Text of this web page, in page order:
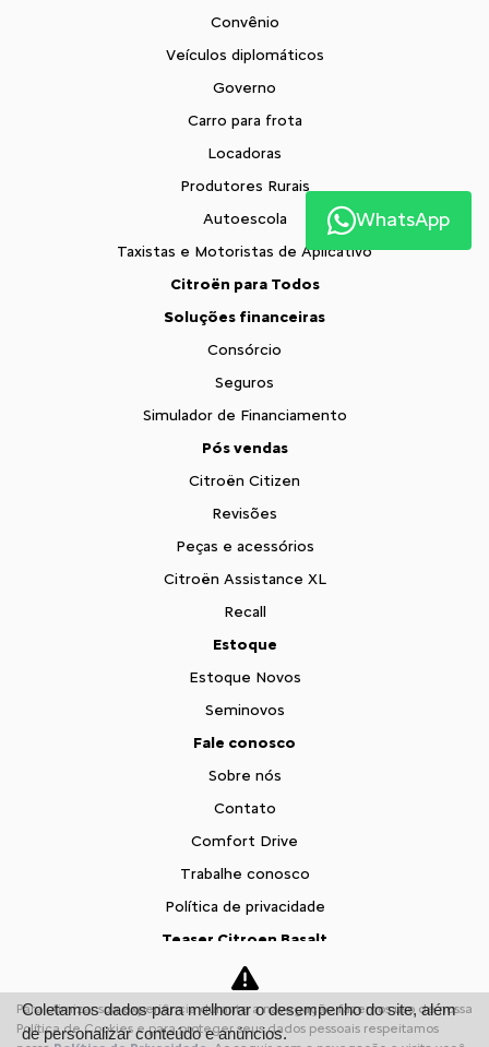
Convênio
Veículos diplomáticos
Governo
Carro para frota
Locadoras
Produtores Rurais
Autoescola
Taxistas e Motoristas de Aplicativo
Citroën para Todos
Soluções financeiras
Consórcio
Seguros
Simulador de Financiamento
Pós vendas
Citroën Citizen
Revisões
Peças e acessórios
Citroën Assistance XL
Recall
Estoque
Estoque Novos
Seminovos
Fale conosco
Sobre nós
Contato
Comfort Drive
Trabalhe conosco
Política de privacidade
Teaser Citroen Basalt
Desacelere. Seu bem maior é a vida.
Desenvolvido pela DEALERSPACE ® Direitos Reservados.
WhatsApp
Para otimizar sua experiência durante a navegação, fazemos uso de nossa
Política de Cookies e para proteger seus dados pessoais respeitamos
Coletamos dados para melhorar o desempenho do site, além
de personalizar conteúdo e anúncios.